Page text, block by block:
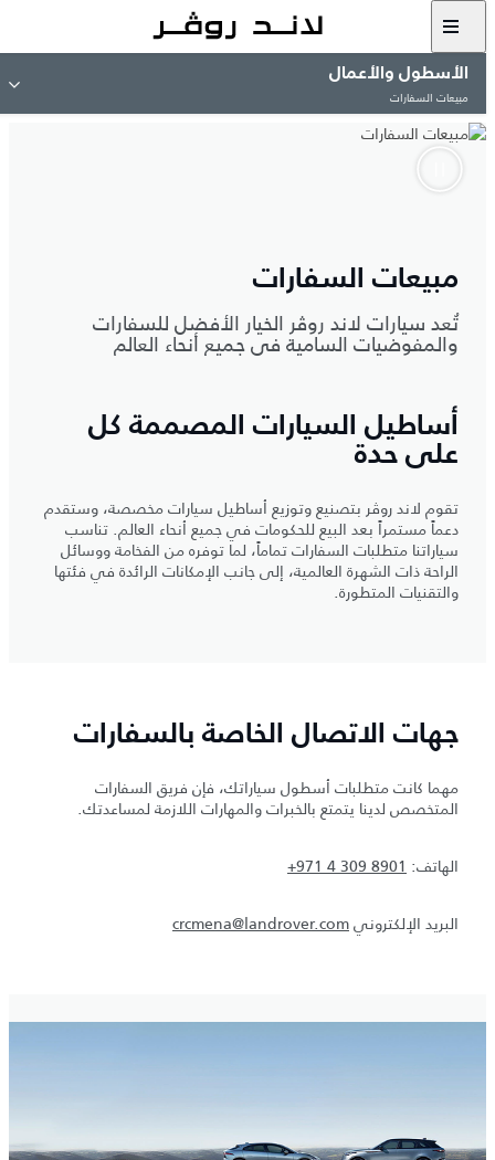
الأسطول والأعمال
مبيعات السفارات
مبيعات السفارات
تُعد سيارات لاند روڤر الخيار الأفضل للسفارات
والمفوضيات السامية في جميع أنحاء العالم
أساطيل السيارات المصممة كل
على حدة
تقوم لاند روڤر بتصنيع وتوزيع أساطيل سيارات مخصصة، وستقدم
دعماً مستمراً بعد البيع للحكومات في جميع أنحاء العالم. تناسب
سياراتنا متطلبات السفارات تماماً، لما توفره من الفخامة ووسائل
الراحة ذات الشهرة العالمية، إلى جانب الإمكانات الرائدة في فئتها
والتقنيات المتطورة.
جهات الاتصال الخاصة بالسفارات
مهما كانت متطلبات أسطول سياراتك، فإن فريق السفارات
المتخصص لدينا يتمتع بالخبرات والمهارات اللازمة لمساعدتك.
الهاتف: +971 4 309 8901
البريد الإلكترونيcrcmena@landrover.com